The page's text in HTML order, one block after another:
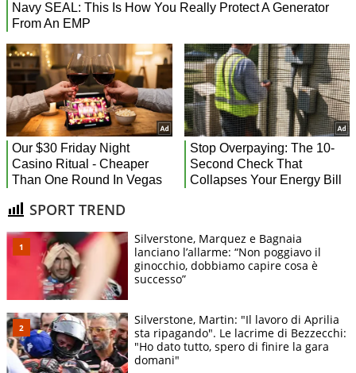
SPORT TREND
Silverstone, Marquez e Bagnaia
lanciano l’allarme: “Non poggiavo il
ginocchio, dobbiamo capire cosa è
successo”
Silverstone, Martin: "Il lavoro di Aprilia
sta ripagando". Le lacrime di Bezzecchi:
"Ho dato tutto, spero di finire la gara
domani"